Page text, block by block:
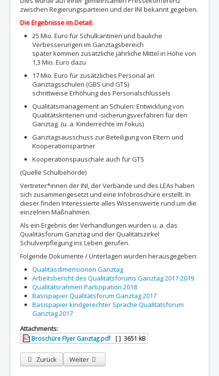
zwischen Regierungsparteien und der INI bekannt gegeben.
Die Ergebnisse im Detail:
25 Mio. Euro für Schulkantinen und bauliche
Verbesserungen im Ganztagsbereich
später kommen zusätzliche jährliche Mittel in Höhe von
1,3 Mio. Euro dazu
17 Mio. Euro für zusätzliches Personal an
Ganztagsschulen (GBS und GTS)
schrittweise Erhöhung des Personalschlüssels
Qualitätsmanagement an Schulen: Entwicklung von
Qualitätskriterien und -sicherungsverfahren für den
Ganztag (u. a. Kinderrechte im Fokus)
Ganztagsausschuss zur Beteiligung von Eltern und
Kooperationspartner
Kooperationspauschale auch für GTS
(Quelle Schulbehörde)
Vertreter*innen der INI, der Verbände und des LEAs haben
sich zusammengesetzt und eine Infobroschüre erstellt. In
dieser finden Interessierte alles Wissenswerte rund um die
einzelnen Maßnahmen.
Als ein Ergebnis der Verhandlungen wurden u. a. das
Qualitäsforum Ganztag und der Qualitätszirkel
Schulverpflegung ins Leben gerufen.
Folgende Dokumente / Unterlagen wurden herausgegeben:
Qualitäsdimensionen Ganztag
Arbeitsbericht des Qualitätsforums Ganztag 2017-2019
Qualitätsrahmen Partizipation 2018
Basispapier Qualitätsforum Ganztag 2017
Basispapier kindgerechter Sprache Qualitätsforum
Ganztag 2017
Attachments:
Broschüre Flyer Ganztag.pdf [ ] 3651 kB
Vorheriger Beitrag: kostenlose Ferienbetreuung beim Bildungs-
Zurück Nächster Beitrag: Ganztägige Bildung und
Weiter